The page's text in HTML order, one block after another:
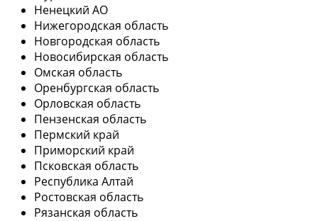
Ненецкий АО
Нижегородская область
Новгородская область
Новосибирская область
Омская область
Оренбургская область
Орловская область
Пензенская область
Пермский край
Приморский край
Псковская область
Республика Алтай
Ростовская область
Рязанская область